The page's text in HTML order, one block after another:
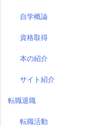
自学概論
資格取得
本の紹介
サイト紹介
転職退職
転職活動